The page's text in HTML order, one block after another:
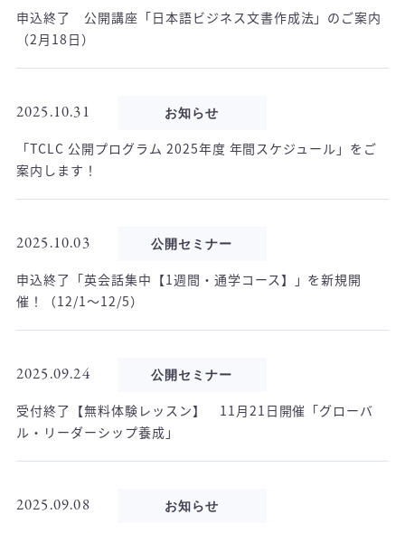
申込終了 公開講座「日本語ビジネス文書作成法」のご案内
（2月18日）
2025.10.31 お知らせ
「TCLC 公開プログラム 2025年度 年間スケジュール」をご
案内します！
2025.10.03 公開セミナー
申込終了「英会話集中【1週間・通学コース】」を新規開
催！（12/1～12/5）
2025.09.24 公開セミナー
受付終了【無料体験レッスン】 11月21日開催「グローバ
ル・リーダーシップ養成」
2025.09.08 お知らせ